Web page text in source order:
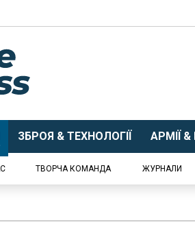
ЗБРОЯ & ТЕХНОЛОГІЇ АРМІЇ &
ТВОРЧА КОМАНДА ЖУРНАЛИ